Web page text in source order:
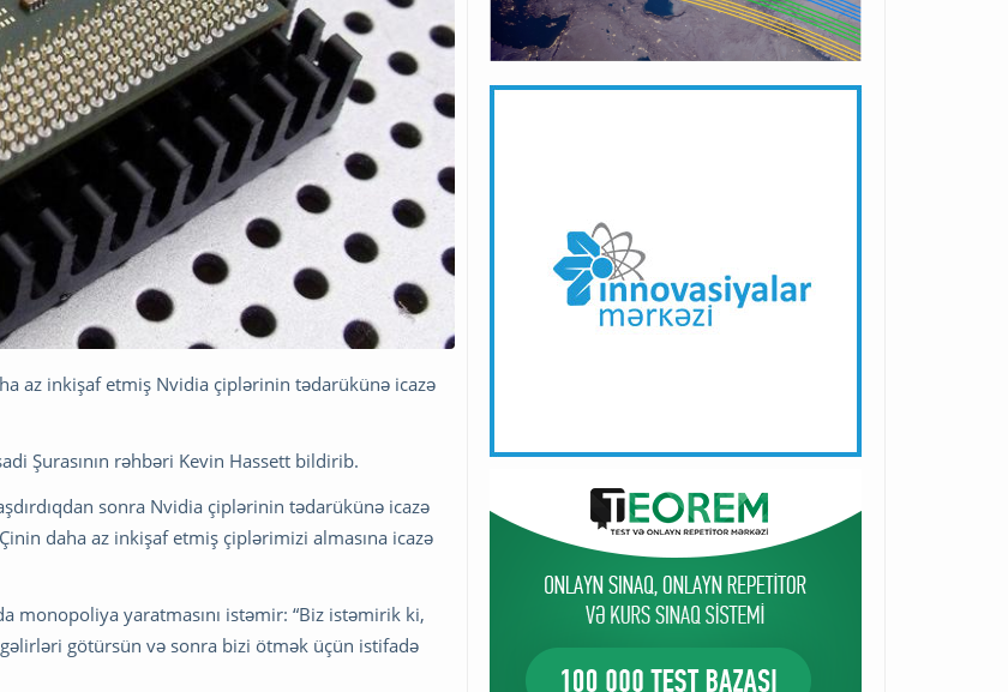
az inkişaf etmiş Nvidia çiplərinin tədarükünə icazə
Şurasının rəhbəri Kevin Hassett bildirib.
sonra Nvidia çiplərinin tədarükünə icazə
daha az inkişaf etmiş çiplərimizi almasına icazə
monopoliya yaratmasını istəmir: “Biz istəmirik ki,
götürsün və sonra bizi ötmək üçün istifadə